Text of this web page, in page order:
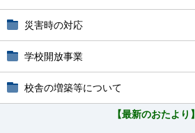
災害時の対応
学校開放事業
校舎の増築等について
【最新のおたより】